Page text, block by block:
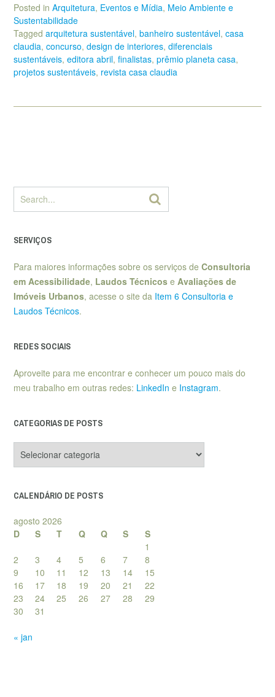
Posted in Arquitetura, Eventos e Mídia, Meio Ambiente e
Sustentabilidade
Tagged arquitetura sustentável, banheiro sustentável, casa
claudia, concurso, design de interiores, diferenciais
sustentáveis, editora abril, finalistas, prêmio planeta casa,
projetos sustentáveis, revista casa claudia
SERVIÇOS
Para maiores informações sobre os serviços de Consultoria
em Acessibilidade, Laudos Técnicos e Avaliações de
Imóveis Urbanos, acesse o site da Item 6 Consultoria e
Laudos Técnicos.
REDES SOCIAIS
Aproveite para me encontrar e conhecer um pouco mais do
meu trabalho em outras redes: LinkedIn e Instagram.
CATEGORIAS DE POSTS
de
CALENDÁRIO DE POSTS
agosto 2026
D
S T Q Q S
S
1
2
3 4 5 6 7
8
9
10 11 12 13 14
15
16
17 18 19 20 21
22
23
24 25 26 27 28
29
30
31
« jan